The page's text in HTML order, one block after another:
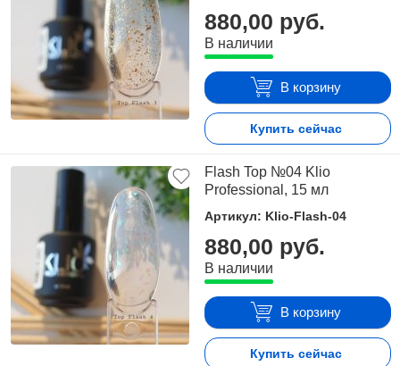
880,00 руб.
В наличии
В корзину
Купить сейчас
Flash Top №04 Klio
Professional, 15 мл
Артикул: Klio-Flash-04
880,00 руб.
В наличии
В корзину
Купить сейчас